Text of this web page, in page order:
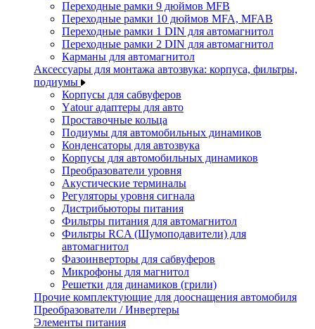
Переходные рамки 9 дюймов MFB
Переходные рамки 10 дюймов MFA, MFAB
Переходные рамки 1 DIN для автомагнитол
Переходные рамки 2 DIN для автомагнитол
Карманы для автомагнитол
Аксессуары для монтажа автозвука: корпуса, фильтры,
подиумы
Корпусы для сабвуферов
Yаtour адаптеры для авто
Проставочные кольца
Подиумы для автомобильных динамиков
Конденсаторы для автозвука
Корпусы для автомобильных динамиков
Преобразователи уровня
Акустические терминалы
Регуляторы уровня сигнала
Дистрибьюторы питания
Фильтры питания для автомагнитол
Фильтры RCA (Шумоподавители) для
автомагнитол
Фазоинверторы для сабвуферов
Микрофоны для магнитол
Решетки для динамиков (грили)
Прочие комплектующие для дооснащения автомобиля
Преобразователи / Инвертеры
Элементы питания